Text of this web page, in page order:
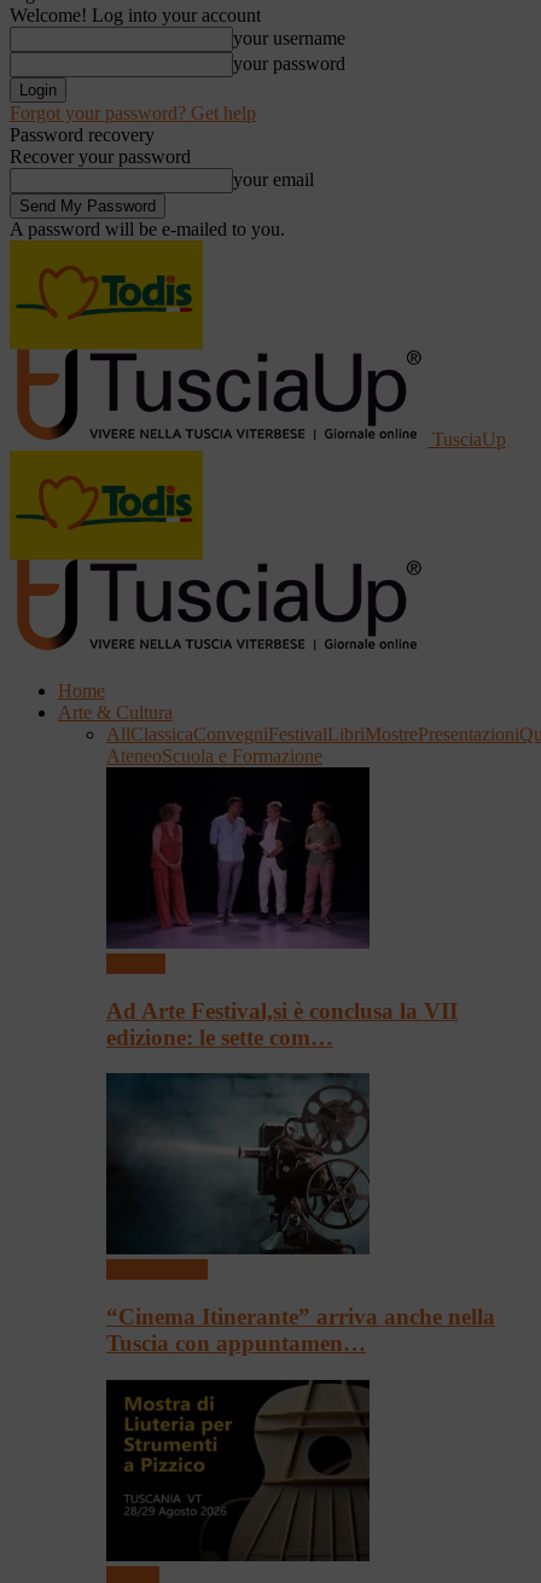
Welcome! Log into your account
your username
your password
Forgot your password? Get help
Password recovery
Recover your password
your email
A password will be e-mailed to you.
TusciaUp
Home
Arte & Cultura
AllClassicaConvegniFestivalLibriMostrePresentazioni
AteneoScuola e Formazione
Ad Arte Festival,si è conclusa la VII
edizione: le sette com…
“Cinema Itinerante” arriva anche nella
Tuscia con appuntamen…